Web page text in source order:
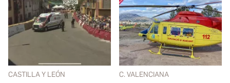
CASTILLA Y LEÓN C. VALENCIANA